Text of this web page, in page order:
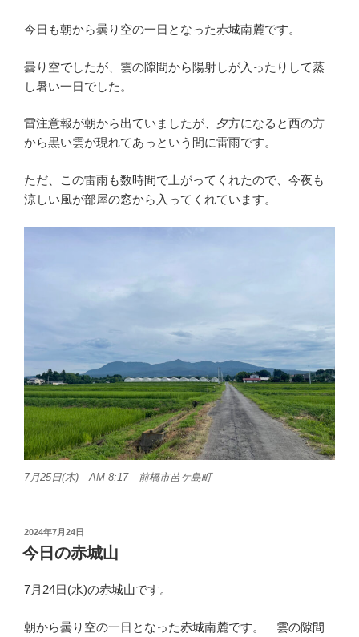
今日も朝から曇り空の一日となった赤城南麓です。
曇り空でしたが、雲の隙間から陽射しが入ったりして蒸
し暑い一日でした。
雷注意報が朝から出ていましたが、夕方になると西の方
から黒い雲が現れてあっという間に雷雨です。
ただ、この雷雨も数時間で上がってくれたので、今夜も
涼しい風が部屋の窓から入ってくれています。
7月25日(木) AM 8:17 前橋市苗ケ島町
投
稿
日:
2024年7月24日
今日の赤城山
7月24日(水)の赤城山です。
朝から曇り空の一日となった赤城南麓です。 雲の隙間